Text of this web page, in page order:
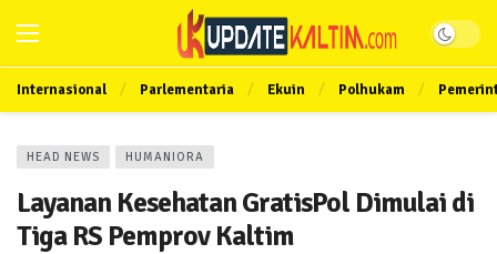
Internasional Parlementaria Ekuin Polhukam
HEAD NEWS HUMANIORA
Layanan Kesehatan GratisPol Dimulai di
Tiga RS Pemprov Kaltim